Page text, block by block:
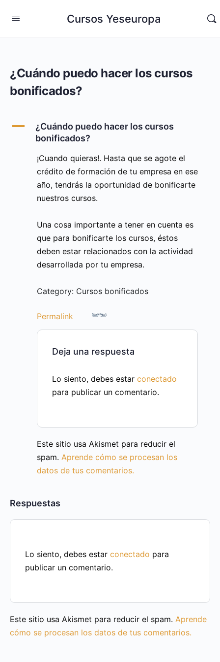
Cursos Yeseuropa
¿Cuándo puedo hacer los cursos
bonificados?
A
¿Cuándo puedo hacer los cursos
bonificados?
¡Cuando quieras!. Hasta que se agote el
crédito de formación de tu empresa en ese
año, tendrás la oportunidad de bonificarte
nuestros cursos.
Una cosa importante a tener en cuenta es
que para bonificarte los cursos, éstos
deben estar relacionados con la actividad
desarrollada por tu empresa.
Category: Cursos bonificados
Permalink
Deja una respuesta
Lo siento, debes estar conectado
para publicar un comentario.
Este sitio usa Akismet para reducir el
spam. Aprende cómo se procesan los
datos de tus comentarios.
Respuestas
Lo siento, debes estar conectado para
publicar un comentario.
Este sitio usa Akismet para reducir el spam. Aprende
cómo se procesan los datos de tus comentarios.